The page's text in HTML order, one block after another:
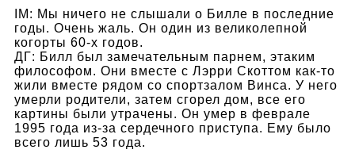
IM: Мы ничего не слышали о Билле в последние
годы. Очень жаль. Он один из великолепной
когорты 60-х годов.
ДГ: Билл был замечательным парнем, этаким
философом. Они вместе с Лэрри Скоттом как-то
жили вместе рядом со спортзалом Винса. У него
умерли родители, затем сгорел дом, все его
картины были утрачены. Он умер в феврале
1995 года из-за сердечного приступа. Ему было
всего лишь 53 года.